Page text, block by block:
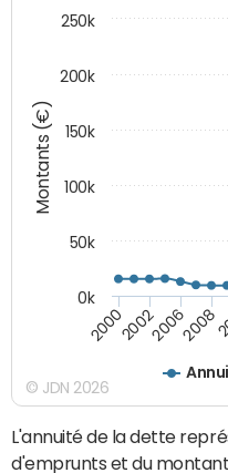
Montants (€)
2000200220062008
0k
50k
100k
150k
200k
250k
© JDN 2026
L'annuité de la dette
d'emprunts et du